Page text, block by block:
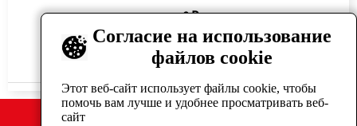
0 ₽
Нет в наличии
Согласие на использование
файлов cookie
Этот веб-сайт использует файлы cookie, чтобы
помочь вам лучше и удобнее просматривать веб-
сайт